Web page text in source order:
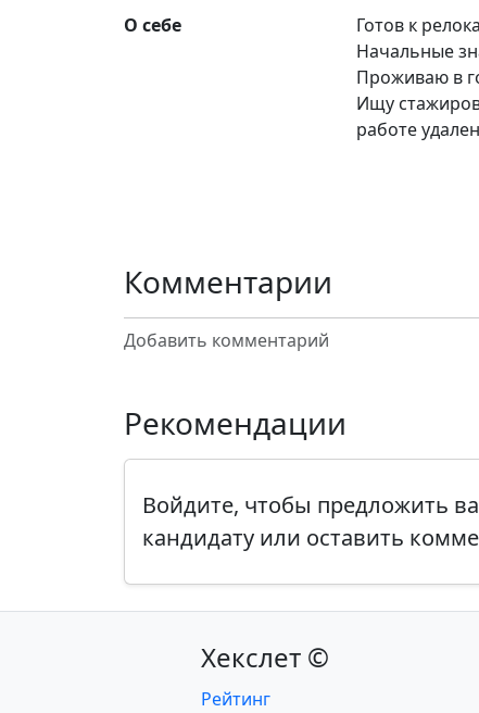
О себе
Готов к
Начальные
Проживаю в
Ищу
работе
Комментарии
Добавить комментарий
Рекомендации
Войдите, чтобы предложить
кандидату или оставить
Хекслет ©
Рейтинг